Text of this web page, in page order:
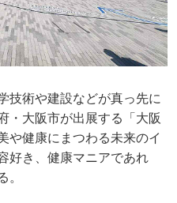
技術や建設などが真っ先に
・大阪市が出展する「大阪
や健康にまつわる未来のイ
好き、健康マニアであれ
。